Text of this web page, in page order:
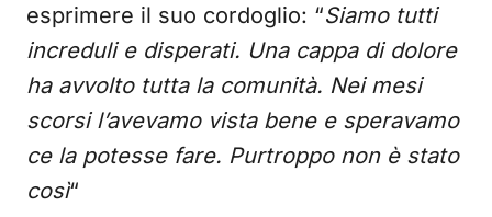
esprimere il suo cordoglio: “Siamo tutti
increduli e disperati. Una cappa di dolore
ha avvolto tutta la comunità. Nei mesi
scorsi l’avevamo vista bene e speravamo
ce la potesse fare. Purtroppo non è stato
così“